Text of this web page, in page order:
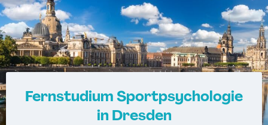
Fernstudium Sportpsychologie
in Dresden